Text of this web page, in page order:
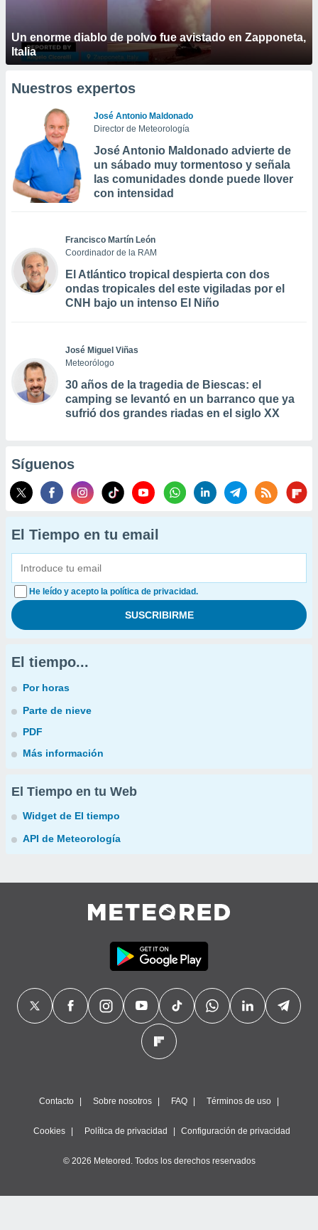
Un enorme diablo de polvo fue avistado en Zapponeta,
Italia
Nuestros expertos
José Antonio Maldonado
Director de Meteorología
José Antonio Maldonado advierte de
un sábado muy tormentoso y señala
las comunidades donde puede llover
con intensidad
Francisco Martín León
Coordinador de la RAM
El Atlántico tropical despierta con dos
ondas tropicales del este vigiladas por el
CNH bajo un intenso El Niño
José Miguel Viñas
Meteorólogo
30 años de la tragedia de Biescas: el
camping se levantó en un barranco que ya
sufrió dos grandes riadas en el siglo XX
Síguenos
El Tiempo en tu email
He leído y acepto la política de privacidad.
El tiempo...
Por horas
Parte de nieve
PDF
Más información
El Tiempo en tu Web
Widget de El tiempo
API de Meteorología
Contacto Sobre nosotros FAQ Términos de uso
Cookies Política de privacidad Configuración de privacidad
© 2026 Meteored. Todos los derechos reservados